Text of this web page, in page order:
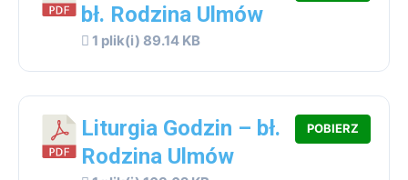
bł. Rodzina Ulmów
1 plik(i) 89.14 KB
Liturgia Godzin – bł.
Rodzina Ulmów
POBIERZ